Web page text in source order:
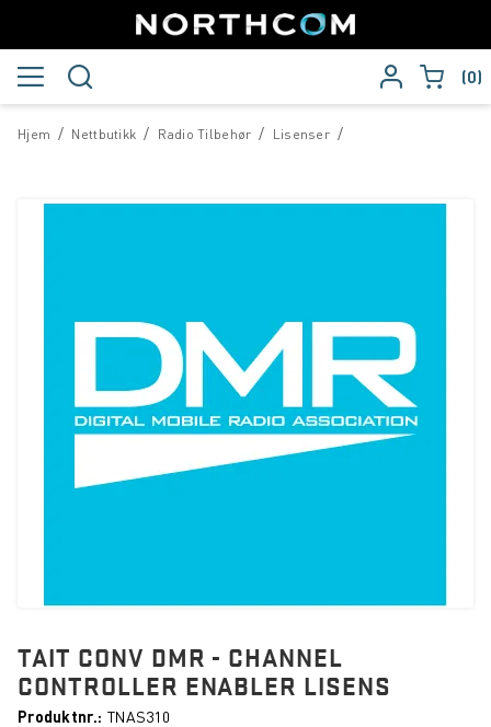
0
/
Hjem /
Nettbutikk /
Radio Tilbehør /
Lisenser
TAIT CONV DMR - CHANNEL
CONTROLLER ENABLER LISENS
Produktnr. TNAS310